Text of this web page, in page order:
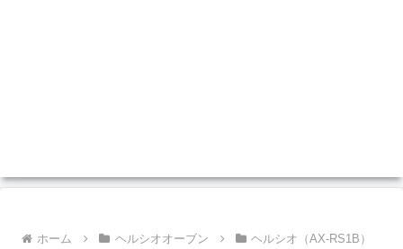
ホーム ヘルシオオーブン ヘルシオ（AX-RS1B）